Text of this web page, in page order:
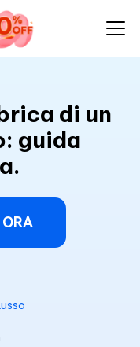
di un
guida